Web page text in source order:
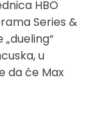
HBO
Series &
u
da će Max